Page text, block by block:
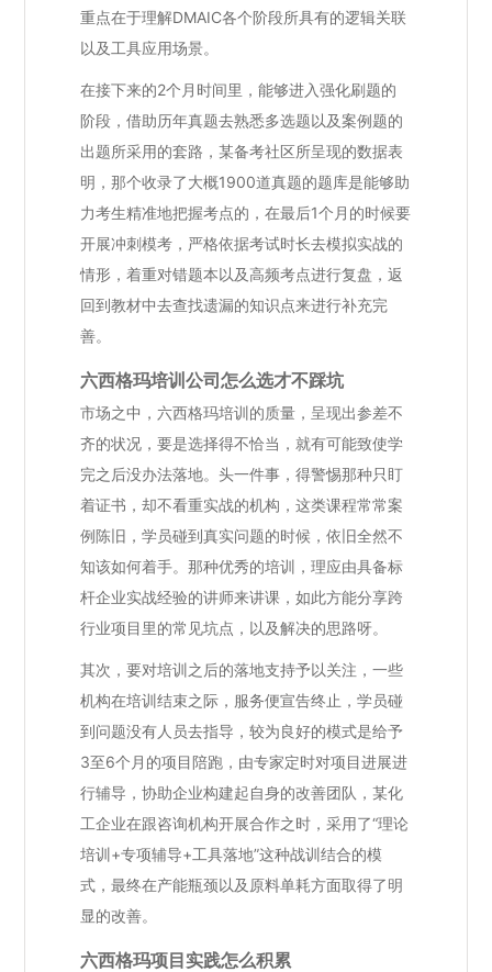
重点在于理解DMAIC各个阶段所具有的逻辑关联
以及工具应用场景。
在接下来的2个月时间里，能够进入强化刷题的
阶段，借助历年真题去熟悉多选题以及案例题的
出题所采用的套路，某备考社区所呈现的数据表
明，那个收录了大概1900道真题的题库是能够助
力考生精准地把握考点的，在最后1个月的时候要
开展冲刺模考，严格依据考试时长去模拟实战的
情形，着重对错题本以及高频考点进行复盘，返
回到教材中去查找遗漏的知识点来进行补充完
善。
六西格玛培训公司怎么选才不踩坑
市场之中，六西格玛培训的质量，呈现出参差不
齐的状况，要是选择得不恰当，就有可能致使学
完之后没办法落地。头一件事，得警惕那种只盯
着证书，却不看重实战的机构，这类课程常常案
例陈旧，学员碰到真实问题的时候，依旧全然不
知该如何着手。那种优秀的培训，理应由具备标
杆企业实战经验的讲师来讲课，如此方能分享跨
行业项目里的常见坑点，以及解决的思路呀。
其次，要对培训之后的落地支持予以关注，一些
机构在培训结束之际，服务便宣告终止，学员碰
到问题没有人员去指导，较为良好的模式是给予
3至6个月的项目陪跑，由专家定时对项目进展进
行辅导，协助企业构建起自身的改善团队，某化
工企业在跟咨询机构开展合作之时，采用了“理论
培训+专项辅导+工具落地”这种战训结合的模
式，最终在产能瓶颈以及原料单耗方面取得了明
显的改善。
六西格玛项目实践怎么积累